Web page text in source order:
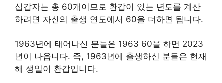
십갑자는 총 60개이므로 환갑이 있는 년도를 계산
하려면 자신의 출생 연도에서 60을 더하면 됩니다.
1963년에 태어나신 분들은 1963 60을 하면 2023
년이 나옵니다. 즉, 1963년에 출생하신 분들은 현재
해 생일이 환갑입니다.